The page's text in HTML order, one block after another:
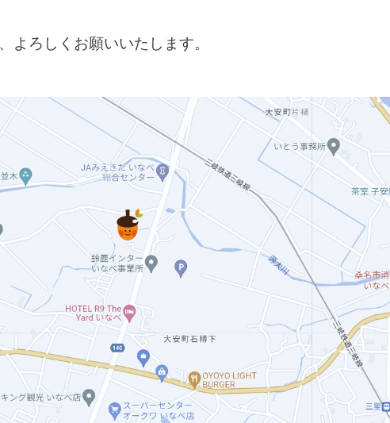
よろしくお願いいたします。